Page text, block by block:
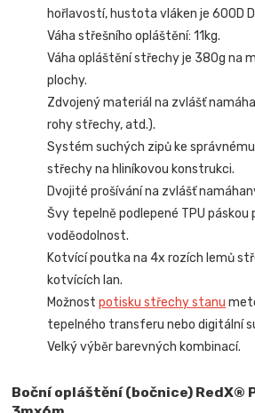
hořlavostí, hustota vláken je 600D
Váha střešního opláštění: 11kg.
Váha opláštění střechy je 380g na
plochy.
Zdvojený materiál na zvlášť
rohy střechy, atd.).
Systém suchých zipů ke
střechy na hliníkovou konstrukci.
Dvojité prošívání na zvlášť
Švy tepelně podlepené TPU páskou
voděodolnost.
Kotvící poutka na 4x rozích lemů
kotvících lan.
Možnostpotisku střechy stanu
tepelného transferu nebo digitální
Velký výběr barevných kombinací.
Boční opláštění (bočnice) RedX®